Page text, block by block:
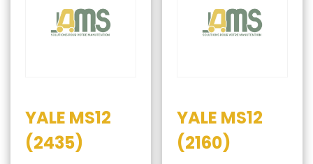
YALE MS12
(2435)
YALE MS12
(2160)